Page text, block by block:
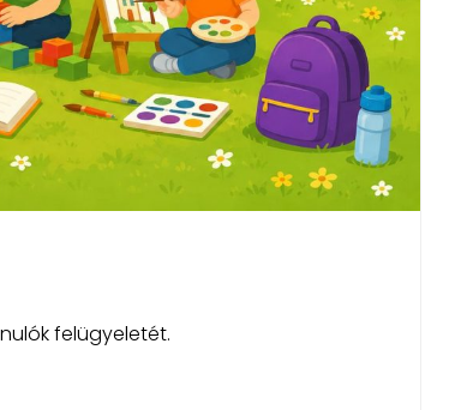
felügyeletét.